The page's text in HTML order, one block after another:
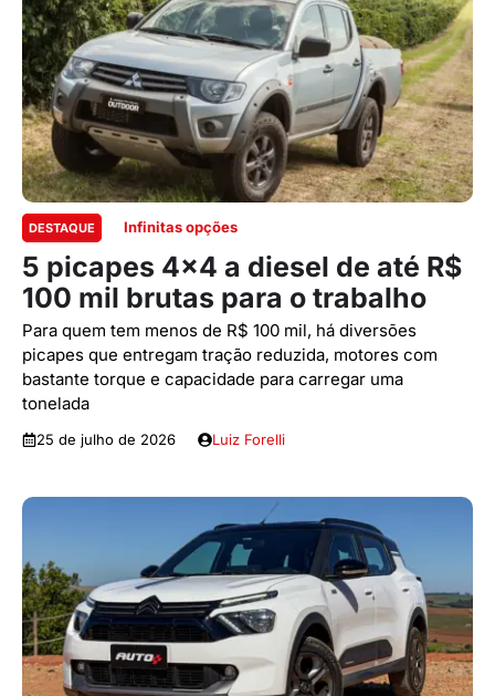
DESTAQUE Infinitas opções
5 picapes 4×4 a diesel de até R$
100 mil brutas para o trabalho
Para quem tem menos de R$ 100 mil, há diversões
picapes que entregam tração reduzida, motores com
bastante torque e capacidade para carregar uma
tonelada
25 de julho de 2026 Luiz Forelli